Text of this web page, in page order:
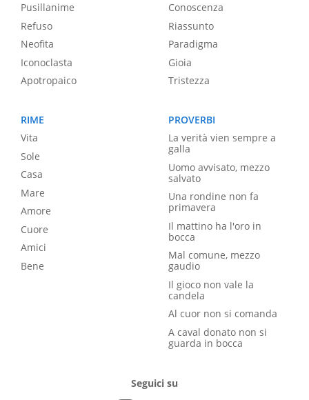
Pusillanime
Refuso
Neofita
Iconoclasta
Apotropaico
Conoscenza
Riassunto
Paradigma
Gioia
Tristezza
RIME
Vita
Sole
Casa
Mare
Amore
Cuore
Amici
Bene
PROVERBI
La verità vien sempre a
galla
Uomo avvisato, mezzo
salvato
Una rondine non fa
primavera
Il mattino ha l'oro in
bocca
Mal comune, mezzo
gaudio
Il gioco non vale la
candela
Al cuor non si comanda
A caval donato non si
guarda in bocca
Seguici su